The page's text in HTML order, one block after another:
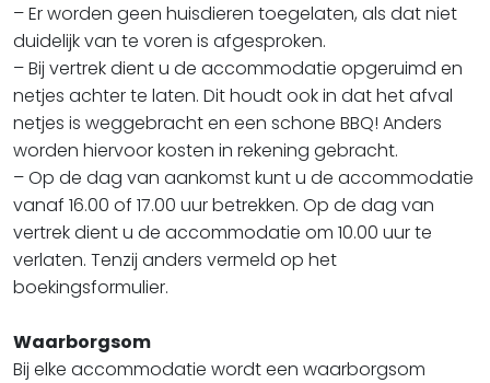
– Er worden geen huisdieren toegelaten, als dat niet
duidelijk van te voren is afgesproken.
– Bij vertrek dient u de accommodatie opgeruimd en
netjes achter te laten. Dit houdt ook in dat het afval
netjes is weggebracht en een schone BBQ! Anders
worden hiervoor kosten in rekening gebracht.
– Op de dag van aankomst kunt u de accommodatie
vanaf 16.00 of 17.00 uur betrekken. Op de dag van
vertrek dient u de accommodatie om 10.00 uur te
verlaten. Tenzij anders vermeld op het
boekingsformulier.
Waarborgsom
Bij elke accommodatie wordt een waarborgsom